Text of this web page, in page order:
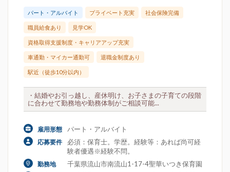
パート・アルバイト プライベート充実 社会保険完備
職員給食あり 見学OK
資格取得支援制度・キャリアアップ充実
車通勤・マイカー通勤可 退職金制度あり
駅近（徒歩10分以内）
・結婚やお引っ越し、産休明け、お子さまの子育ての段階
に合わせて勤務地や勤務体制がご相談可能...
雇用形態 パート・アルバイト
応募要件
必須：保育士。学歴。経験等：あれば尚可経
験者優遇※経験不問。
勤務地 千葉県流山市南流山1-17-4聖華いつき保育園